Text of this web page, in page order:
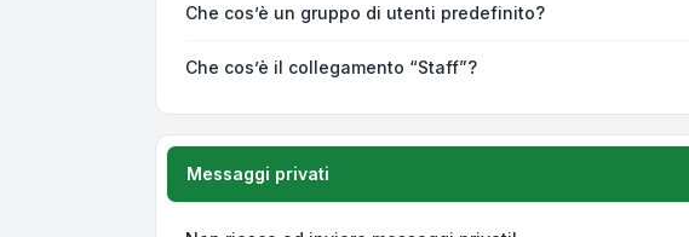
Che cos’è un gruppo di utenti predefinito?
Che cos’è il collegamento “Staff”?
Messaggi privati